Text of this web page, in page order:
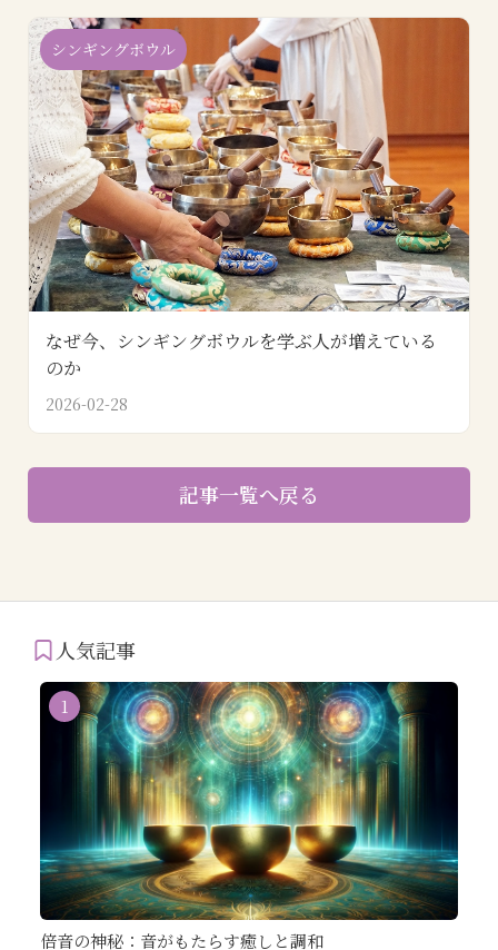
シンギングボウル
なぜ今、シンギングボウルを学ぶ人が増えている
のか
2026-02-28
記事一覧へ戻る
人気記事
1
倍音の神秘：音がもたらす癒しと調和